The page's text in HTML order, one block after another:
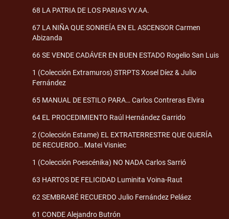
68 LA PATRIA DE LOS PARIAS VV.AA.
67 LA NIÑA QUE SONREÍA EN EL ASCENSOR Carmen
Abizanda
66 SE VENDE CADÁVER EN BUEN ESTADO Rogelio San Luis
1 (Colección Extramuros) STRPTS Xosel Díez & Julio
Fernández
65 MANUAL DE ESTILO PARA… Carlos Contreras Elvira
64 EL PROCEDIMIENTO Raúl Hernández Garrido
2 (Colección Estame) EL EXTRATERRESTRE QUE QUERÍA
DE RECUERDO… Matei Visniec
1 (Colección Poescénika) NO NADA Carlos Sarrió
63 HARTOS DE FELICIDAD Luminita Voina-Raut
62 SEMBRARÉ RECUERDO Julio Fernández Peláez
61 CONDE Alejandro Butrón